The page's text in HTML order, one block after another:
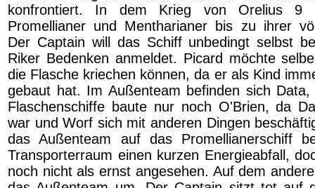
konfrontiert. In dem Krieg von Orelius 9
Promellianer und Mentharianer bis zu ihrer
Der Captain will das Schiff unbedingt selbst
Riker Bedenken anmeldet. Picard möchte
die Flasche kriechen können, da er als Kind
gebaut hat. Im Außenteam befinden sich
Flaschenschiffe baute nur noch O'Brien, da
war und Worf sich mit anderen Dingen
das Außenteam auf das Promellianerschiff
Transporterraum einen kurzen Energieabfall,
noch nicht als ernst angesehen. Auf dem